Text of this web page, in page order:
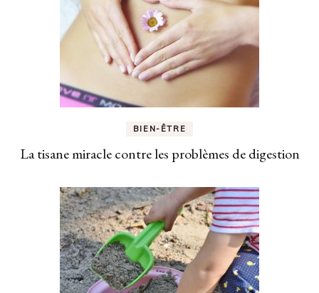
BIEN-ÊTRE
La tisane miracle contre les problèmes de digestion